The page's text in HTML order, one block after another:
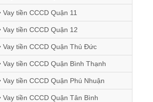
Vay tiền CCCD Quận 11
Vay tiền CCCD Quận 12
Vay tiền CCCD Quận Thủ Đức
Vay tiền CCCD Quận Bình Thạnh
Vay tiền CCCD Quận Phú Nhuận
Vay tiền CCCD Quận Tân Bình